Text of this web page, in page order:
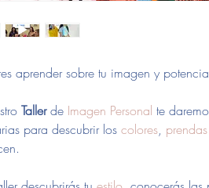
aprender sobre tu imagen y
Tallerde Imagen Personal te
para descubrir los colores, prendas